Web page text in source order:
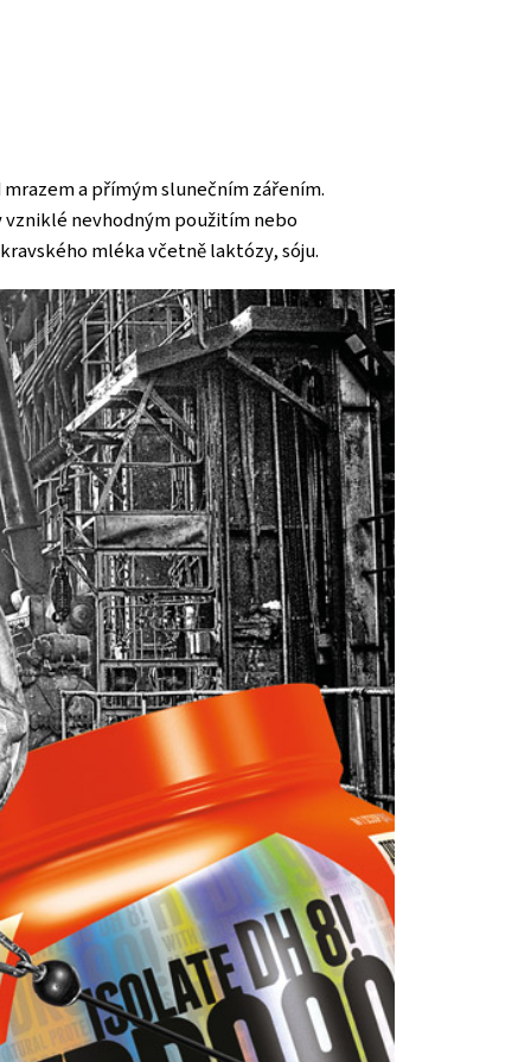
a přímým slunečním zářením.
vzniklé nevhodným použitím nebo
mléka včetně laktózy, sóju.